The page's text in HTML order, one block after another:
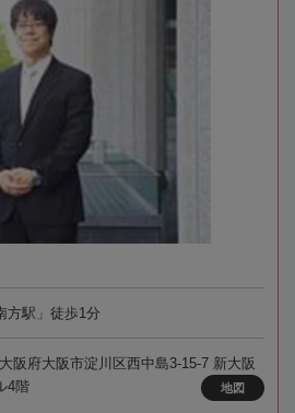
方駅」徒歩1分
阪府大阪市淀川区西中島3-15-7 新大阪
4階
地図